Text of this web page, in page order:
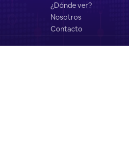
¿Dónde ver?
Nosotros
Contacto